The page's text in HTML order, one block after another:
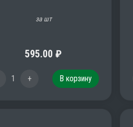
за шт
595.00 ₽
1 + В корзину